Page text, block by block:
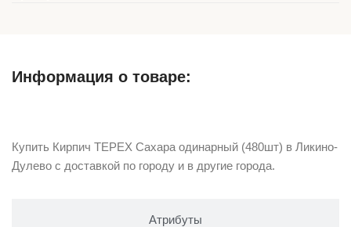
Информация о товаре:
Атрибуты
Купить Кирпич ТЕРЕХ Сахара одинарный (480шт) в Ликино-
Дулево с доставкой по городу и в другие города.